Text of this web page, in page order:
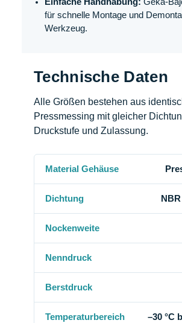
Einfache Handhabung: Geka-
für schnelle Montage und
Werkzeug.
Technische Daten
Alle Größen bestehen aus
Pressmessing mit gleicher
Druckstufe und Zulassung.
Material Gehäuse
Dichtung
Nockenweite
Nenndruck
Berstdruck
Temperaturbereich –30 °C